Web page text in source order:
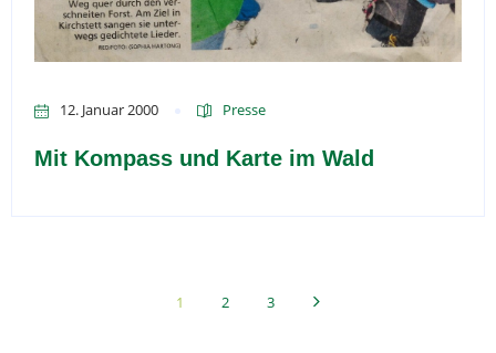
12. Januar 2000 Presse
Mit Kompass und Karte im Wald
1 2 3